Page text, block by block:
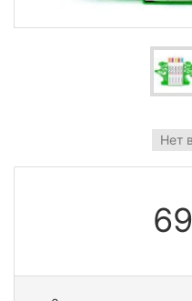
Нет